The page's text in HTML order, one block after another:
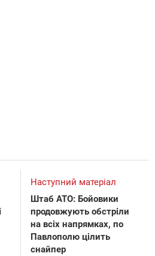
Наступний матеріал
Штаб АТО: Бойовики
продовжують обстріли
на всіх напрямках, по
Павлополю цілить
снайпер